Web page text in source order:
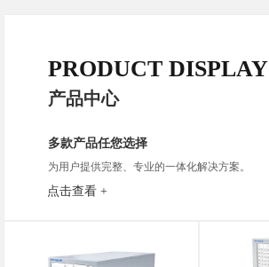
PRODUCT DISPLAY
产品中心
多款产品任您选择
为用户提供完整、专业的一体化解决方案。
点击查看